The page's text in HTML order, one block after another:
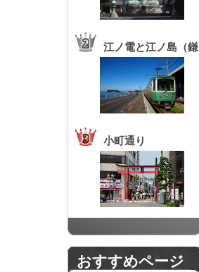
江ノ電と江ノ島（鎌
倉高校前駅）
小町通り
おすすめページ